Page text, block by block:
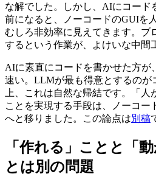
な解でした。しかし、AIにコード
前になると、ノーコードのGUIを
むしろ非効率に見えてきます。ブ
するという作業が、よけいな中間
AIに素直にコードを書かせた方が
速い。LLMが最も得意とするのが
上、これは自然な帰結です。「人
ことを実現する手段は、ノーコ
へと移りました。この論点は別稿
「作れる」ことと「
とは別の問題